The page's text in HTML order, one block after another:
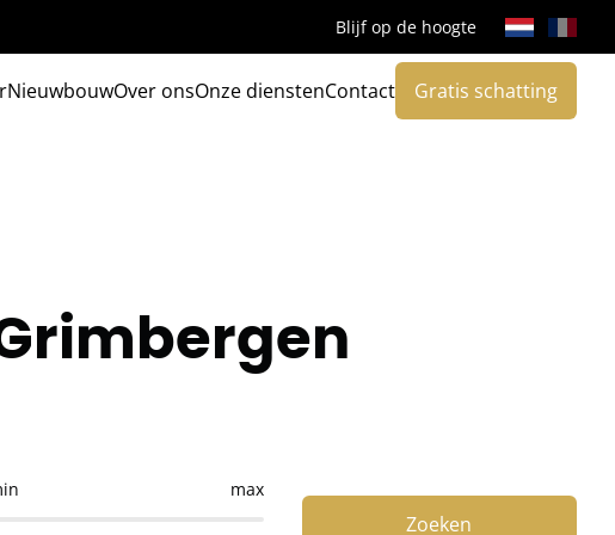
Blijf op de hoogte
NieuwbouwOver onsOnze dienstenContact Gratis schatting
max
Zoeken